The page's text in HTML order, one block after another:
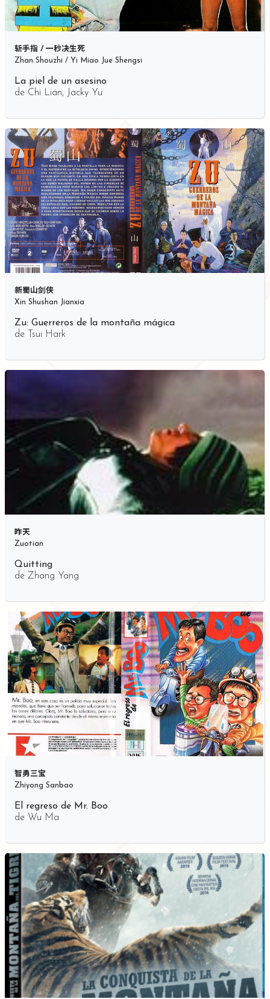
斩手指 / 一秒决生死
Zhan Shouzhi / Yi Miao Jue Shengsi
La piel de un asesino
de Chi Lian, Jacky Yu
新蜀山剑侠
Xin Shushan Jianxia
Zu: Guerreros de la montaña mágica
de
Tsui Hark
昨天
Zuotian
Quitting
de Zhang Yang
智勇三宝
Zhiyong Sanbao
El regreso de Mr. Boo
de Wu Ma